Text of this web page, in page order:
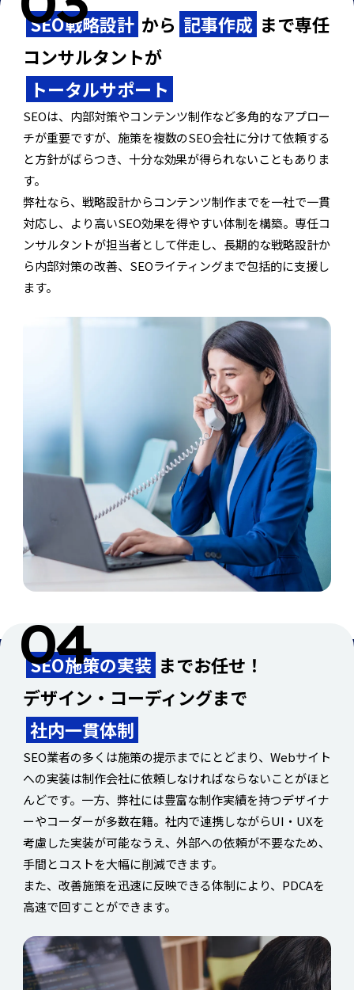
SEO戦略設計 から 記事作成 まで専任
コンサルタントが
トータルサポート
SEOは、内部対策やコンテンツ制作など多角的なアプロー
チが重要ですが、施策を複数のSEO会社に分けて依頼する
と方針がばらつき、十分な効果が得られないこともありま
す。
弊社なら、戦略設計からコンテンツ制作までを一社で一貫
対応し、より高いSEO効果を得やすい体制を構築。専任コ
ンサルタントが担当者として伴走し、長期的な戦略設計か
ら内部対策の改善、SEOライティングまで包括的に支援し
ます。
SEO施策の実装 までお任せ！
デザイン・コーディングまで
社内一貫体制
SEO業者の多くは施策の提示までにとどまり、Webサイト
への実装は制作会社に依頼しなければならないことがほと
んどです。一方、弊社には豊富な制作実績を持つデザイナ
ーやコーダーが多数在籍。社内で連携しながらUI・UXを
考慮した実装が可能なうえ、外部への依頼が不要なため、
手間とコストを大幅に削減できます。
また、改善施策を迅速に反映できる体制により、PDCAを
高速で回すことができます。